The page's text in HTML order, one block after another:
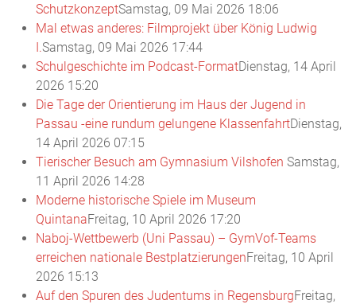
SchutzkonzeptSamstag, 09 Mai 2026 18:06
Mal etwas anderes: Filmprojekt über König Ludwig
I.Samstag, 09 Mai 2026 17:44
Schulgeschichte im Podcast-FormatDienstag, 14 April
2026 15:20
Die Tage der Orientierung im Haus der Jugend in
Passau -eine rundum gelungene KlassenfahrtDienstag,
14 April 2026 07:15
Tierischer Besuch am Gymnasium Vilshofen Samstag,
11 April 2026 14:28
Moderne historische Spiele im Museum
QuintanaFreitag, 10 April 2026 17:20
Naboj-Wettbewerb (Uni Passau) – GymVof-Teams
erreichen nationale BestplatzierungenFreitag, 10 April
2026 15:13
Auf den Spuren des Judentums in RegensburgFreitag,